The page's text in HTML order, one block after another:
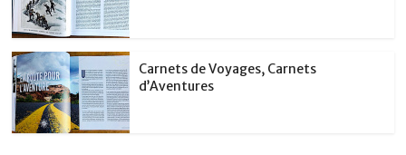
Carnets de Voyages, Carnets
d’Aventures